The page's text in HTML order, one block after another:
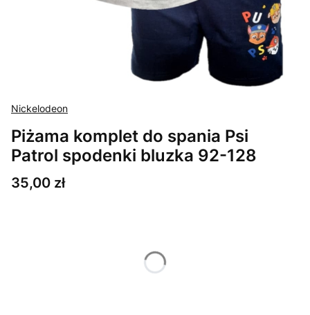
Nickelodeon
Piżama komplet do spania Psi
Patrol spodenki bluzka 92-128
Cena
35,00 zł